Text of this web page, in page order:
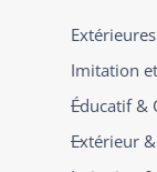
Imitation
Éducatif &
Extérieur